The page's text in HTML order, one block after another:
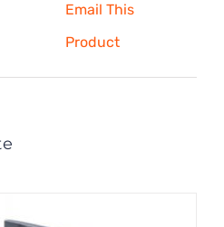
Email This
Product